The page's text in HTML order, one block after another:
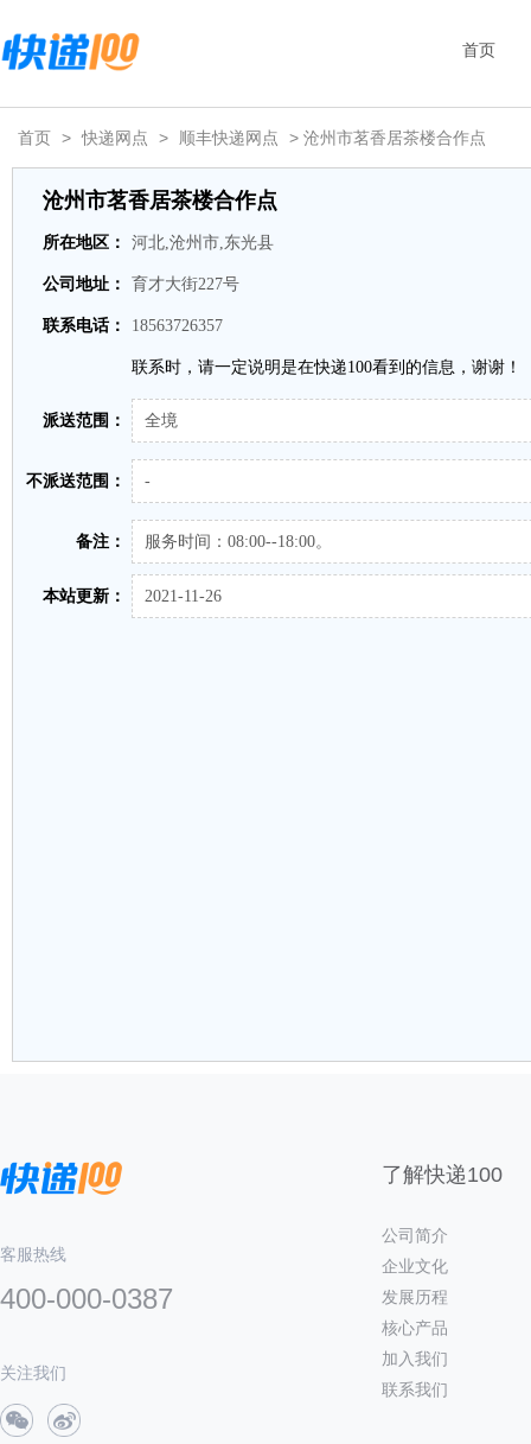
首页
首页 > 快递网点 > 顺丰快递网点 > 沧州市茗香居茶楼合作点
沧州市茗香居茶楼合作点
所在地区： 河北,沧州市,东光县
公司地址： 育才大街227号
联系电话： 18563726357
联系时，请一定说明是在快递100看到的信息，谢谢！
派送范围： 全境
不派送范围： -
备注： 服务时间：08:00--18:00。
本站更新： 2021-11-26
客服热线
400-000-0387
关注我们
了解快递100
公司简介
企业文化
发展历程
核心产品
加入我们
联系我们